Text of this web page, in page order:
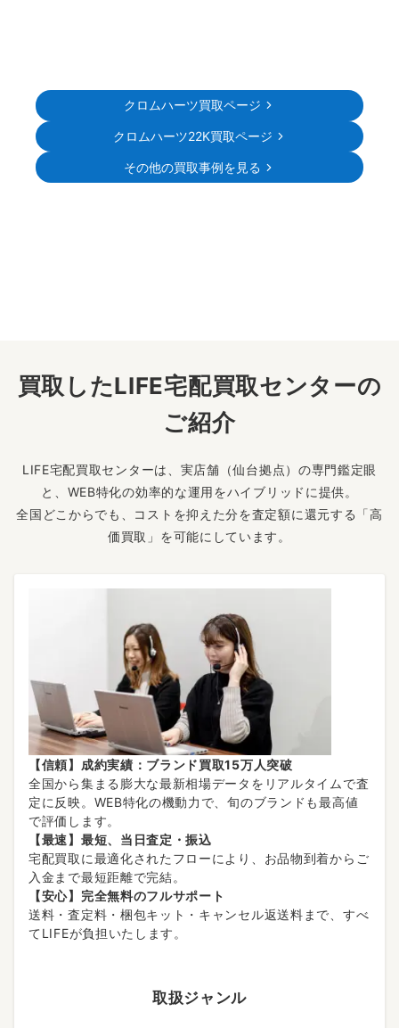
クロムハーツ買取ページ
クロムハーツ22K買取ページ
その他の買取事例を見る
買取したLIFE宅配買取センターの
ご紹介
LIFE宅配買取センターは、実店舗（仙台拠点）の専門鑑定眼
と、WEB特化の効率的な運用をハイブリッドに提供。
全国どこからでも、コストを抑えた分を査定額に還元する「高
価買取」を可能にしています。
【信頼】成約実績：ブランド買取15万人突破
全国から集まる膨大な最新相場データをリアルタイムで査
定に反映。WEB特化の機動力で、旬のブランドも最高値
で評価します。
【最速】最短、当日査定・振込
宅配買取に最適化されたフローにより、お品物到着からご
入金まで最短距離で完結。
【安心】完全無料のフルサポート
送料・査定料・梱包キット・キャンセル返送料まで、すべ
てLIFEが負担いたします。
取扱ジャンル